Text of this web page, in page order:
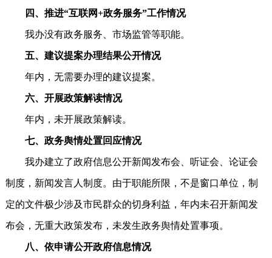
四、推进“互联网+政务服务”工作情况
我办没有政务服务、市场监管等职能。
五、建议提案办理结果公开情况
年内，无需要办理的建议提案。
六、开展政策解读情况
年内，未开展政策解读。
七、政务舆情处置回应情况
我办建立了政府信息公开新闻发布会、听证会、论证会
制度，新闻发言人制度。由于职能所限，不是窗口单位，制
定的文件极少涉及市民群众的切身利益，年内未召开新闻发
布会，无重大政策发布，未发生政务舆情处置事项。
八、依申请公开政府信息情况